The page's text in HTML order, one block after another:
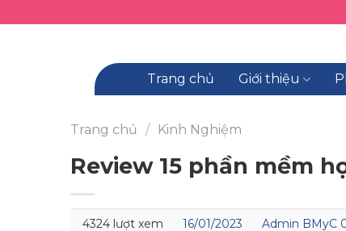
Trang chủ Giới thiệu
Trang chủ / Kinh Nghiệm
Review 15 phần mềm
4324 lượt xem 16/01/2023 Admin BMyC